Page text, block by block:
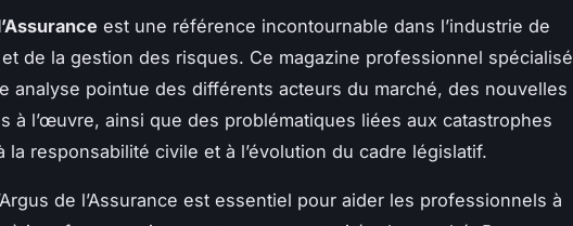
est une référence incontournable dans l’industrie de
et de la gestion des risques. Ce magazine professionnel spécialisé
analyse pointue des différents acteurs du marché, des nouvelles
à l’œuvre, ainsi que des problématiques liées aux catastrophes
la responsabilité civile et à l’évolution du cadre législatif.
de l’Assurance est essentiel pour aider les professionnels à